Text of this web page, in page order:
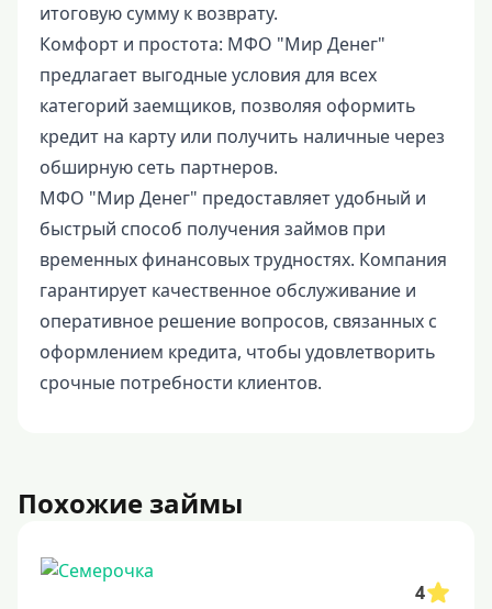
итоговую сумму к возврату.
Комфорт и простота: МФО "Мир Денег"
предлагает выгодные условия для всех
категорий заемщиков, позволяя оформить
кредит на карту или получить наличные через
обширную сеть партнеров.
МФО "Мир Денег" предоставляет удобный и
быстрый способ получения займов при
временных финансовых трудностях. Компания
гарантирует качественное обслуживание и
оперативное решение вопросов, связанных с
оформлением кредита, чтобы удовлетворить
срочные потребности клиентов.
Похожие займы
4